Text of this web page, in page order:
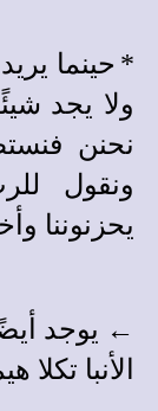
* حينما يريد
ولا يجد
نحنن
ونقول
يحزنوننا
← يوجد
الأنبا تكلا